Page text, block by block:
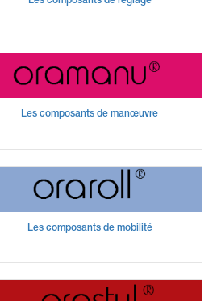
Les composants de manœuvre
Les composants de mobilité